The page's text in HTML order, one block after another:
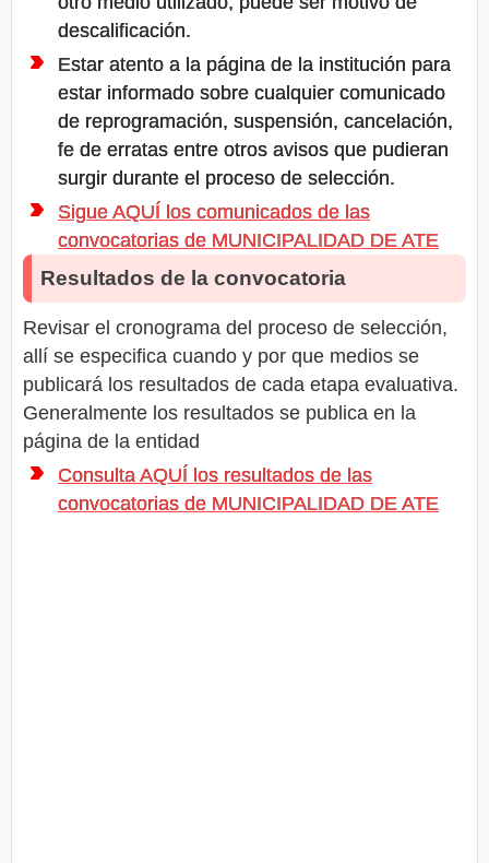
descalificación.
Estar atento a la página de la institución para
estar informado sobre cualquier comunicado
de reprogramación, suspensión, cancelación,
fe de erratas entre otros avisos que pudieran
surgir durante el proceso de selección.
Sigue AQUÍ los comunicados de las
convocatorias de MUNICIPALIDAD DE ATE
Resultados de la convocatoria
Revisar el cronograma del proceso de selección,
allí se especifica cuando y por que medios se
publicará los resultados de cada etapa evaluativa.
Generalmente los resultados se publica en la
página de la entidad
Consulta AQUÍ los resultados de las
convocatorias de MUNICIPALIDAD DE ATE